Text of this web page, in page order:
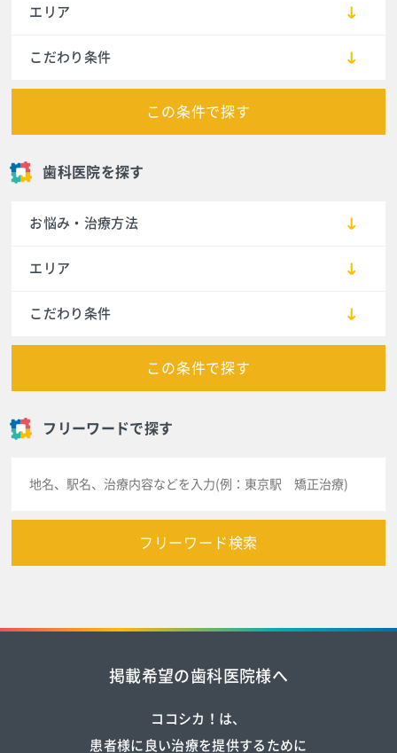
エリア
こだわり条件
この条件で探す
歯科医院を探す
お悩み・治療方法
エリア
こだわり条件
この条件で探す
フリーワードで探す
フリーワード検索
掲載希望の歯科医院様へ
ココシカ！は、
患者様に良い治療を提供するために